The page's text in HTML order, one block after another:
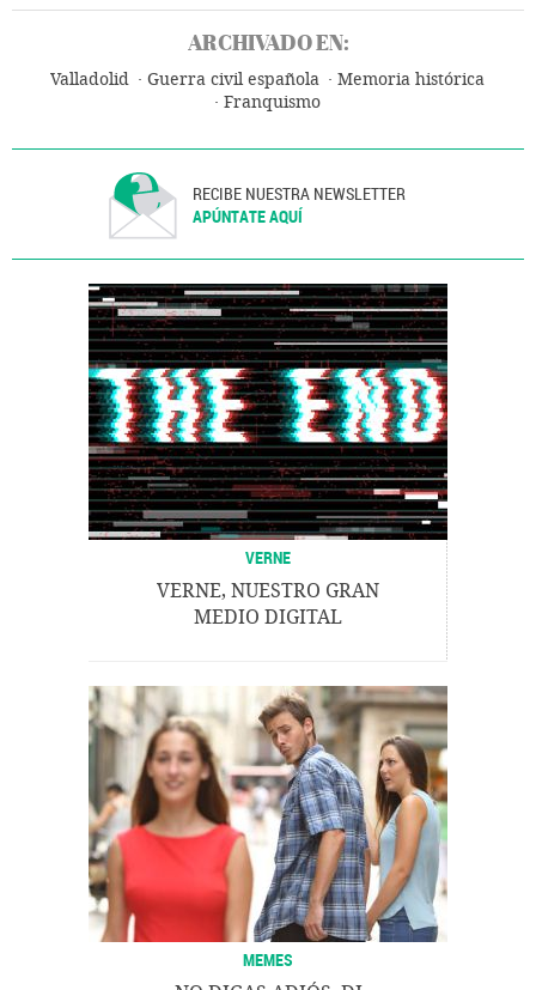
ARCHIVADO EN:
Valladolid Guerra civil española
Memoria histórica
Franquismo
RECIBE NUESTRA NEWSLETTER
APÚNTATE AQUÍ
VERNE
VERNE, NUESTRO GRAN
MEDIO DIGITAL
MEMES